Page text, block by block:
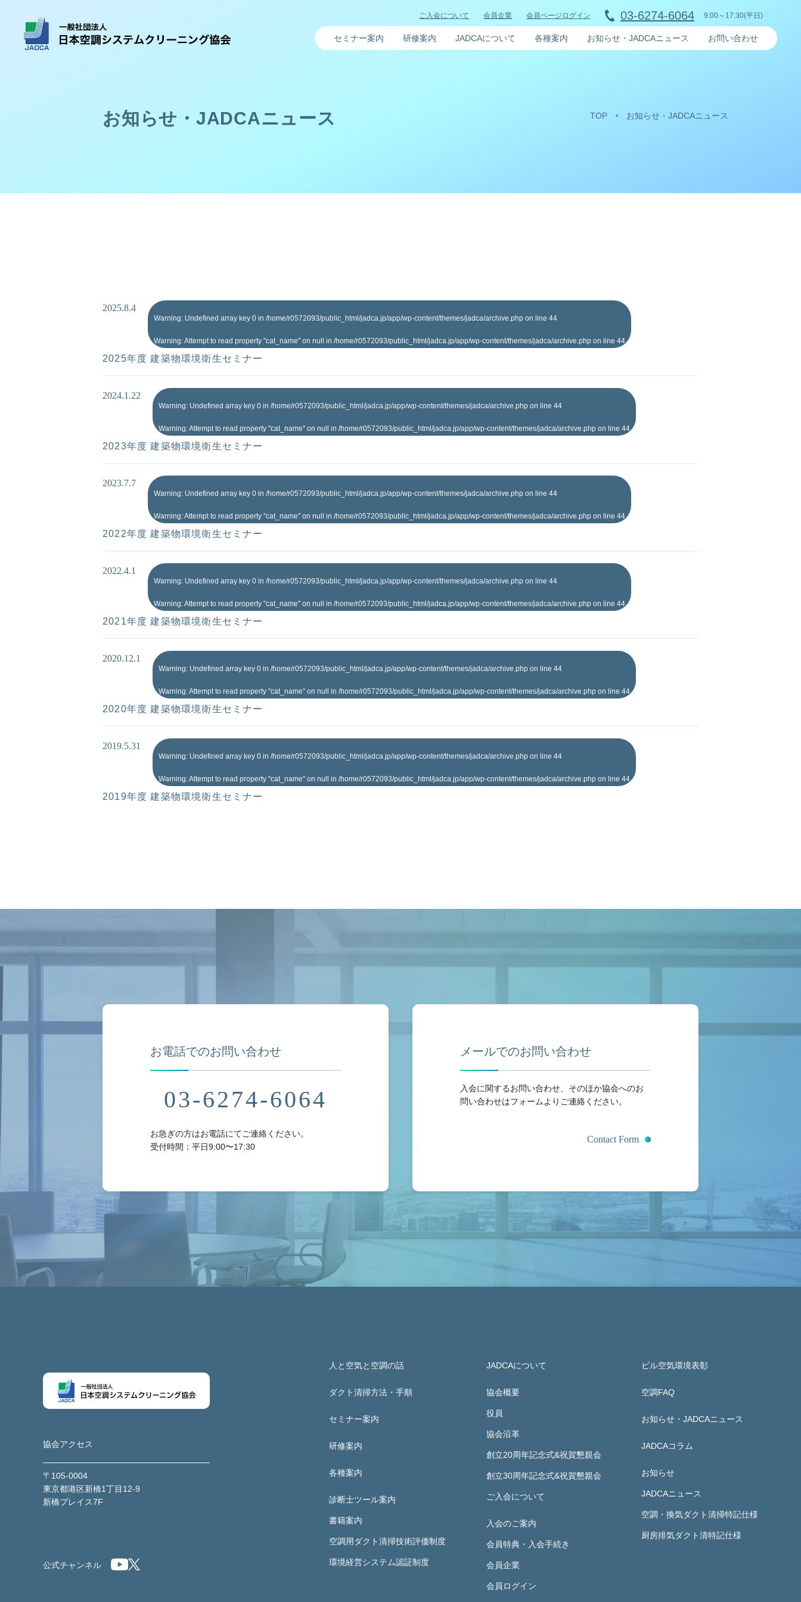
ご入会について 会員企業 会員ページログイン 03-6274-6064 9:00～17:30(平日)
セミナー案内 研修案内 JADCAについて 各種案内 お知らせ・JADCAニュース お問い合わせ
TOP お知らせ・JADCAニュース
お知らせ・JADCAニュース
2025.8.4
Warning: Undefined array key 0 in /home/r0572093/public_html/jadca.jp/app/wp-content/themes/jadca/archive.php on line 44
Warning: Attempt to read property "cat_name" on null in /home/r0572093/public_html/jadca.jp/app/wp-content/themes/jadca/archive.php on line 44
2025年度 建築物環境衛生セミナー
2024.1.22
Warning: Undefined array key 0 in /home/r0572093/public_html/jadca.jp/app/wp-content/themes/jadca/archive.php on line 44
Warning: Attempt to read property "cat_name" on null in /home/r0572093/public_html/jadca.jp/app/wp-content/themes/jadca/archive.php on line 44
2023年度 建築物環境衛生セミナー
2023.7.7
Warning: Undefined array key 0 in /home/r0572093/public_html/jadca.jp/app/wp-content/themes/jadca/archive.php on line 44
Warning: Attempt to read property "cat_name" on null in /home/r0572093/public_html/jadca.jp/app/wp-content/themes/jadca/archive.php on line 44
2022年度 建築物環境衛生セミナー
2022.4.1
Warning: Undefined array key 0 in /home/r0572093/public_html/jadca.jp/app/wp-content/themes/jadca/archive.php on line 44
Warning: Attempt to read property "cat_name" on null in /home/r0572093/public_html/jadca.jp/app/wp-content/themes/jadca/archive.php on line 44
2021年度 建築物環境衛生セミナー
2020.12.1
Warning: Undefined array key 0 in /home/r0572093/public_html/jadca.jp/app/wp-content/themes/jadca/archive.php on line 44
Warning: Attempt to read property "cat_name" on null in /home/r0572093/public_html/jadca.jp/app/wp-content/themes/jadca/archive.php on line 44
2020年度 建築物環境衛生セミナー
2019.5.31
Warning: Undefined array key 0 in /home/r0572093/public_html/jadca.jp/app/wp-content/themes/jadca/archive.php on line 44
Warning: Attempt to read property "cat_name" on null in /home/r0572093/public_html/jadca.jp/app/wp-content/themes/jadca/archive.php on line 44
2019年度 建築物環境衛生セミナー
お電話でのお問い合わせ
03-6274-6064
お急ぎの方はお電話にてご連絡ください。
受付時間：平日9:00〜17:30
メールでのお問い合わせ
入会に関するお問い合わせ、そのほか協会へのお
問い合わせはフォームよりご連絡ください。
Contact Form
協会アクセス
〒105-0004
東京都港区新橋1丁目12-9
新橋プレイス7F
公式チャンネル
人と空気と空調の話
ダクト清掃方法・手順
セミナー案内
研修案内
各種案内
診断士ツール案内
書籍案内
空調用ダクト清掃技術評価制度
環境経営システム認証制度
JADCAについて
協会概要
役員
協会沿革
創立20周年記念式&祝賀懇親会
創立30周年記念式&祝賀懇親会
ご入会について
入会のご案内
会員特典・入会手続き
会員企業
会員ログイン
ビル空気環境表彰
空調FAQ
お知らせ・JADCAニュース
JADCAコラム
お知らせ
JADCAニュース
空調・換気ダクト清掃特記仕様
厨房排気ダクト清特記仕様